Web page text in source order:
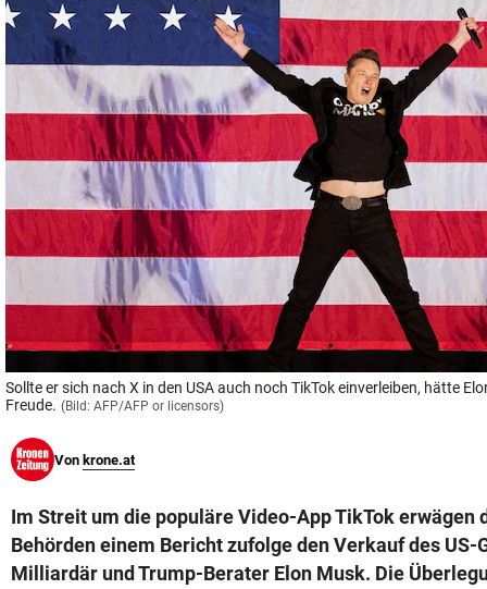
© Krone Multimedia GmbH & Co KG 2026
Muthgasse 2, 1190 Wien
Sollte er sich nach X in den USA auch noch TikTok einverleiben, hätte
Freude. (Bild: AFP/AFP or licensors)
Von krone.at
Im Streit um die populäre Video-App TikTok erwägen
Behörden einem Bericht zufolge den Verkauf des US-
Milliardär und Trump-Berater Elon Musk. Die